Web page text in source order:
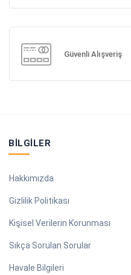
Güvenli Alışveriş
BILGILER
Hakkımızda
Gizlilik Politikası
Kişisel Verilerin Korunması
Sıkça Sorulan Sorular
Havale Bilgileri